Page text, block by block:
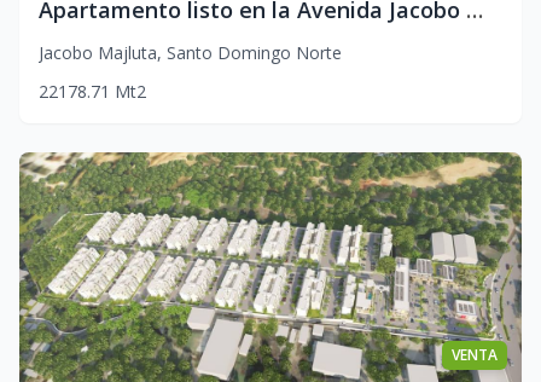
Apartamento listo en la Avenida Jacobo Majluta
Jacobo Majluta, Santo Domingo Norte
221 78.71 Mt2
VENTA